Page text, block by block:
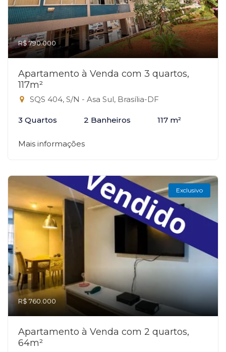
R$ 790.000
Apartamento à Venda com 3 quartos,
117m²
SQS 404, S/N - Asa Sul, Brasília-DF
3 Quartos 2 Banheiros 117 m²
Mais informações
Exclusivo
R$ 760.000
Apartamento à Venda com 2 quartos,
64m²